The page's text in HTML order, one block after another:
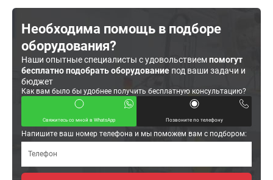
Необходима помощь в подборе
оборудования?
Наши опытные специалисты с удовольствиемпомогут
бесплатно подобрать оборудование под ваши задачи и
бюджет
Как вам было бы удобнее получить бесплатную консультацию?
Свяжитесь со мной в WhatsApp Позвоните по телефону
Напишите ваш номер телефона и мы поможем вам с подбором: